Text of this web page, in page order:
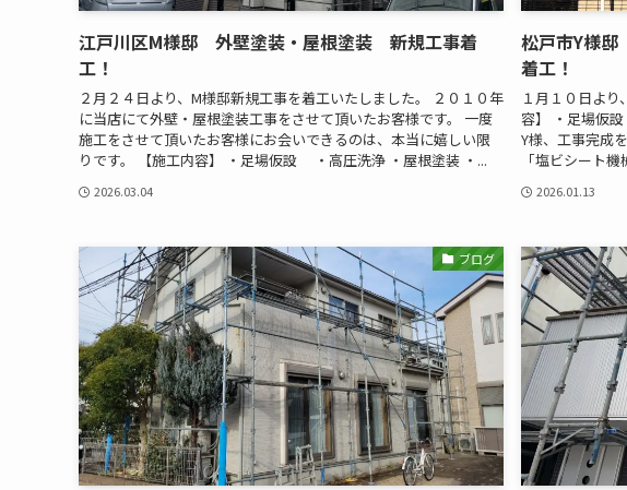
江戸川区M様邸 外壁塗装・屋根塗装 新規工事着
工！
２月２４日より、M様邸新規工事を着工いたしました。 ２０１０年
に当店にて外壁・屋根塗装工事をさせて頂いたお客様です。 一度
施工をさせて頂いたお客様にお会いできるのは、本当に嬉しい限
りです。 【施工内容】 ・足場仮設 ・高圧洗浄 ・屋根塗装 ・...
2026.03.04
松戸市Y様
着工！
１月１０日よ
容】 ・足場仮
Y様、工事完成
「塩ビシート
2026.01.13
ブログ